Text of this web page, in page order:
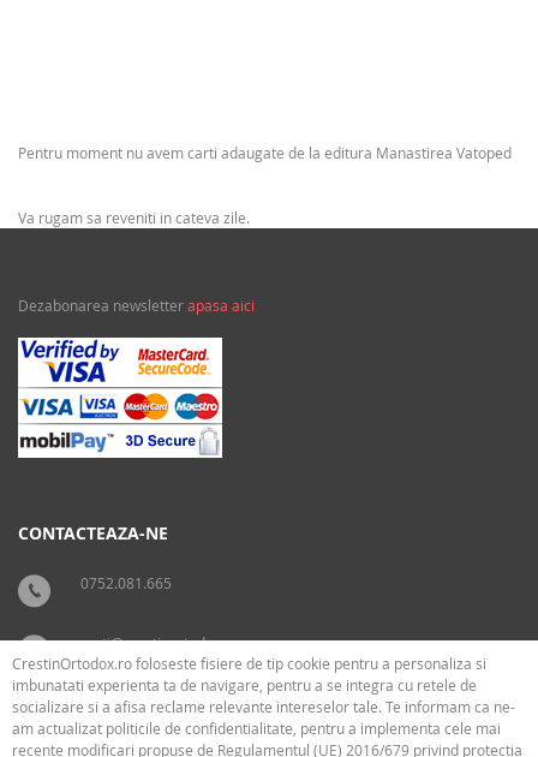
Pentru moment nu avem carti adaugate de la editura Manastirea Vatoped
Va rugam sa reveniti in cateva zile.
Dezabonarea newsletterapasa aici
CONTACTEAZA-NE
0752.081.665
carti@crestinortodox.ro
SUPORT LEGAL
CrestinOrtodox.ro foloseste fisiere de tip cookie pentru a personaliza si
imbunatati experienta ta de navigare, pentru a se integra cu retele de
socializare si a afisa reclame relevante intereselor tale. Te informam ca ne-
am actualizat politicile de confidentialitate, pentru a implementa cele mai
recente modificari propuse de Regulamentul (UE) 2016/679 privind protectia